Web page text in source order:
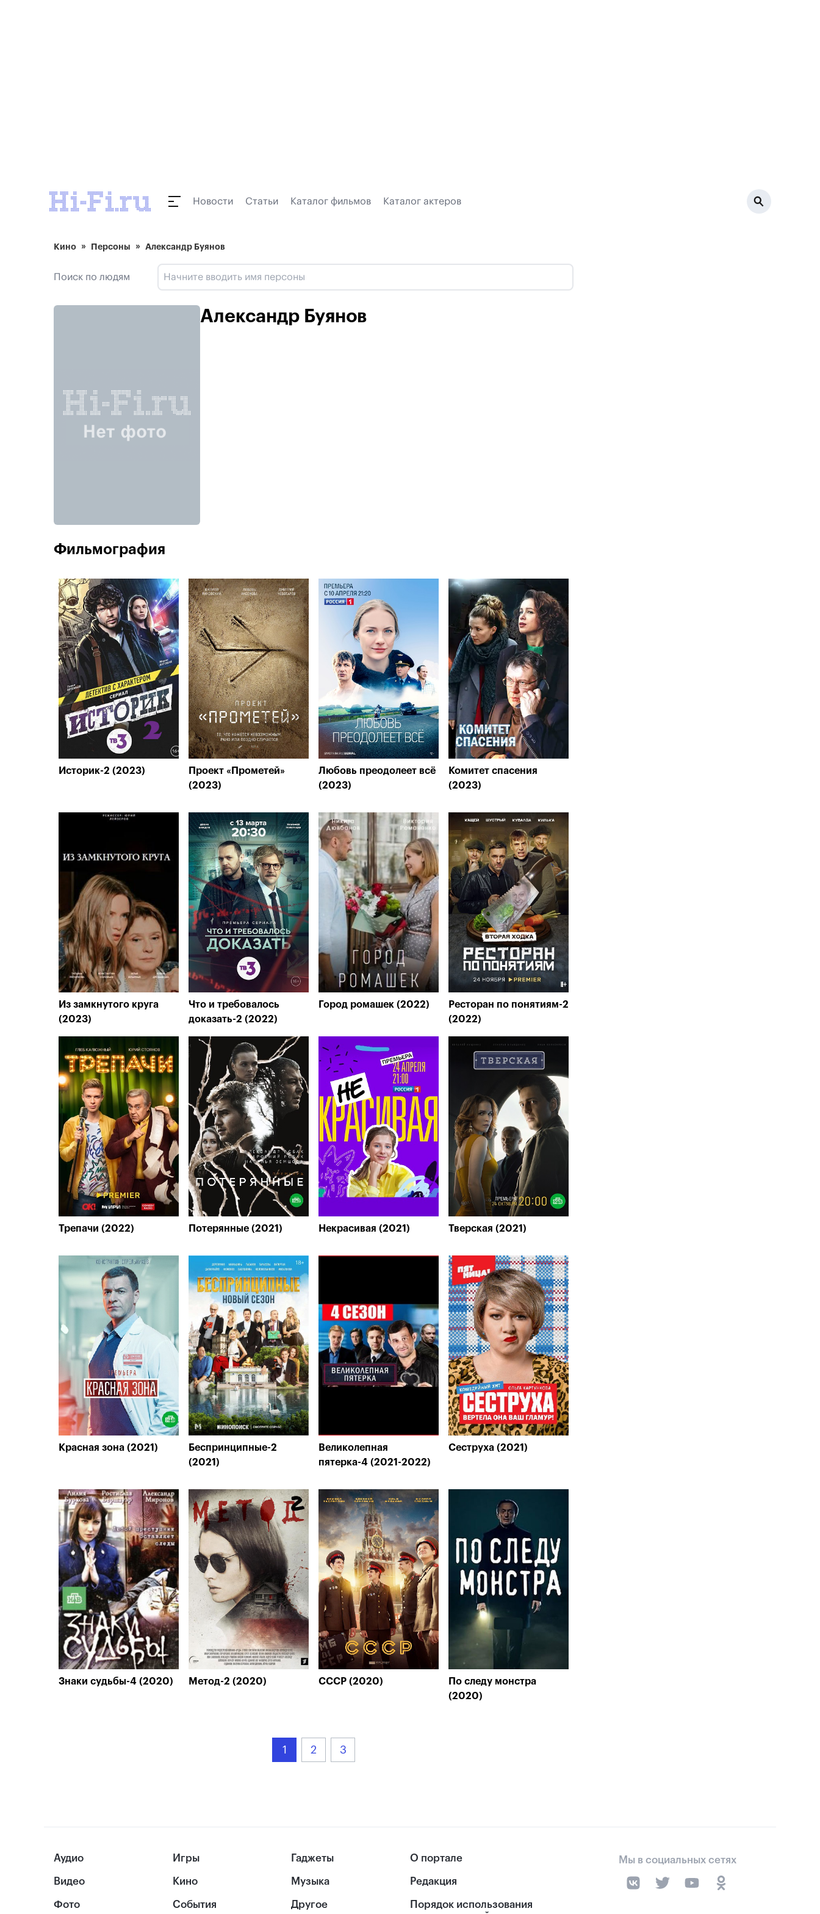
Новости Статьи Каталог фильмов Каталог актеров
Кино Персоны Александр Буянов
Поиск по людям
Александр Буянов
Фильмография
Историк-2 (2023)
Проект «Прометей»
(2023)
Любовь преодолеет всё
(2023)
Комитет спасения
(2023)
Из замкнутого круга
(2023)
Что и требовалось
доказать-2 (2022)
Город ромашек (2022)
Ресторан по понятиям-2
(2022)
Трепачи (2022) Потерянные (2021) Некрасивая (2021) Тверская (2021)
Красная зона (2021)
Беспринципные-2
(2021)
Великолепная
пятерка-4 (2021-2022)
Сеструха (2021)
Знаки судьбы-4 (2020) Метод-2 (2020) СССР (2020)
По следу монстра
(2020)
1 2 3
Аудио
Видео
Фото
Игры
Кино
События
Гаджеты
Музыка
Другое
О портале
Редакция
Порядок использования
Мы в социальных сетях